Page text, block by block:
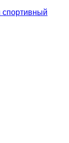
спортивный